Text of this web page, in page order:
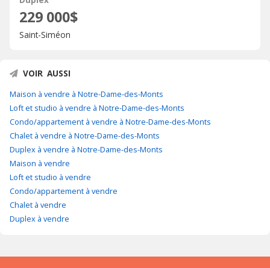
229 000$
Saint-Siméon
VOIR AUSSI
Maison à vendre à Notre-Dame-des-Monts
Loft et studio à vendre à Notre-Dame-des-Monts
Condo/appartement à vendre à Notre-Dame-des-Monts
Chalet à vendre à Notre-Dame-des-Monts
Duplex à vendre à Notre-Dame-des-Monts
Maison à vendre
Loft et studio à vendre
Condo/appartement à vendre
Chalet à vendre
Duplex à vendre